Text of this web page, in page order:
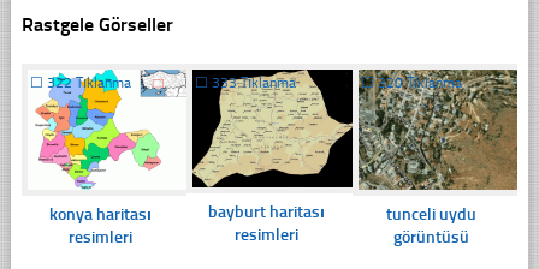
Rastgele Görseller
☐ 322 Tıklanma
konya haritası
resimleri
☐333 Tıklanma
bayburt haritası
resimleri
☐320 Tıklanma
tunceli uydu
görüntüsü